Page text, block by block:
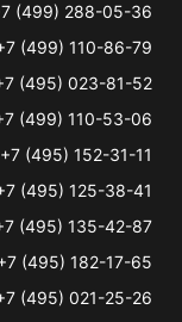
(499) 288-05-36
(499) 110-86-79
(495) 023-81-52
(499) 110-53-06
+7 (495) 152-31-11
(495) 125-38-41
(495) 135-42-87
(495) 182-17-65
(495) 021-25-26